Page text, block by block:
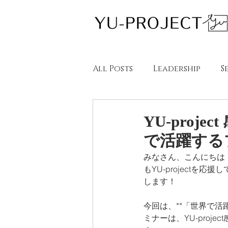
All Posts Leadership
Blogs in English
YU-project
で活躍す
みなさん、こんにち
もYU-projectを応援し
します！
今回は、**「世界で活
ミナーは、YU-project